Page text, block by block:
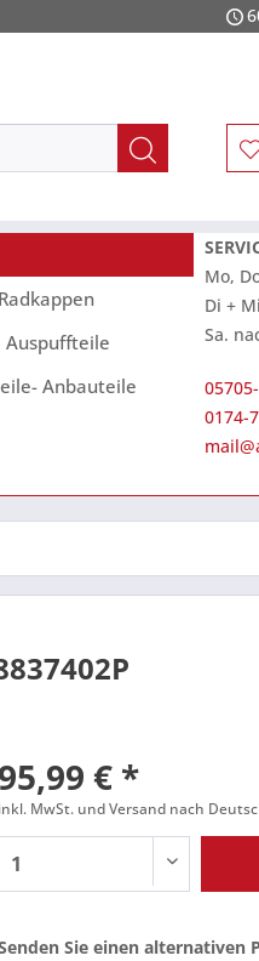
Auspuffteile
Anbauteile
Mo,
Di +
Sa.
0174-
95,99 € *
inkl. MwSt. und Versand nach
Sie einen alternativen